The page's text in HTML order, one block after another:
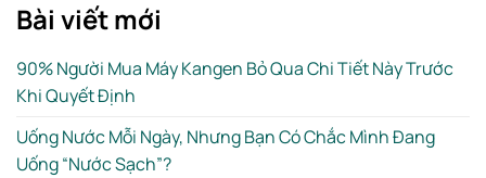
Bài viết mới
90% Người Mua Máy Kangen Bỏ Qua Chi Tiết Này Trước
Khi Quyết Định
Uống Nước Mỗi Ngày, Nhưng Bạn Có Chắc Mình Đang
Uống “Nước Sạch”?